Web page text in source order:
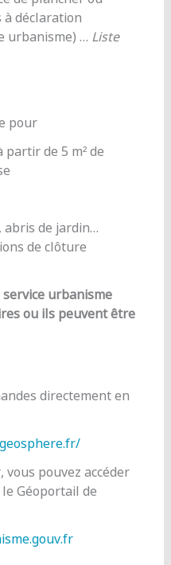
déclaration
urbanisme) … Liste
pour
de 5 m² de
abris de jardin…
de clôture
urbanisme
ou ils peuvent être
directement en
pouvez accéder
Géoportail de